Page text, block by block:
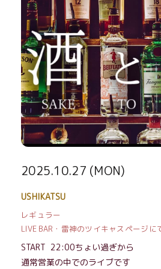
2025.10.27 (MON)
USHIKATSU
レギュラー
LIVE BAR・雷神のツイキャスページに
START 22:00ちょい過ぎから
通常営業の中でのライブです